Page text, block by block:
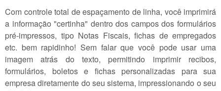
Com controle total de espaçamento de linha, você imprimirá
a informação "certinha" dentro dos campos dos formulários
pré-impressos, tipo Notas Fiscais, fichas de empregados
etc. bem rapidinho! Sem falar que você pode usar uma
imagem atrás do texto, permitindo imprimir recibos,
formulários, boletos e fichas personalizadas para sua
empresa diretamente do seu sistema, impressionando o seu